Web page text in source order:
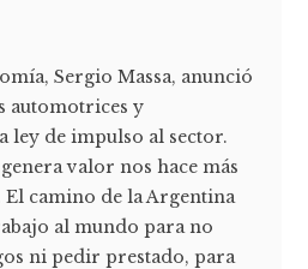
Sergio Massa, anunció
automotrices y
ley de impulso al sector.
valor nos hace más
camino de la Argentina
al mundo para no
ni pedir prestado, para